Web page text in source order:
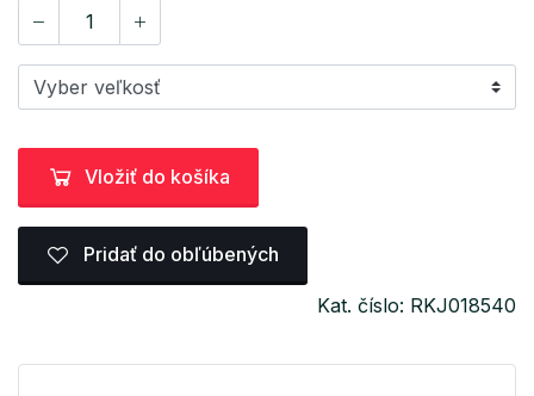
Vložiť do košíka
Pridať do obľúbených
Kat. číslo: RKJ018540